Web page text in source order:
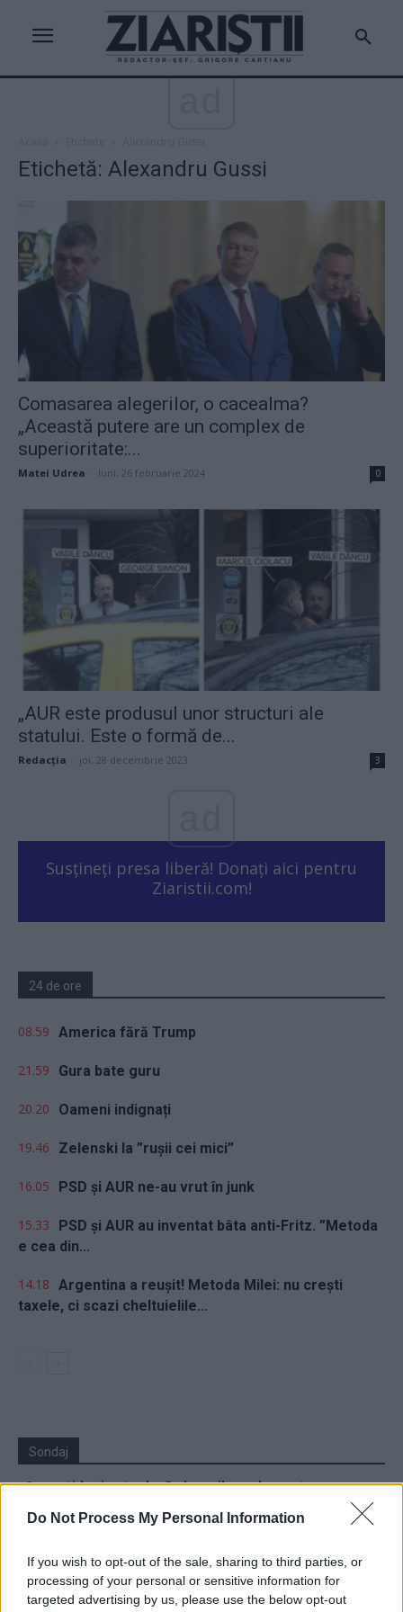
Do Not Process My Personal Information
If you wish to opt-out of the sale, sharing to third parties, or
processing of your personal or sensitive information for
targeted advertising by us, please use the below opt-out
Etichetă: Alexandru Gussi
Comasarea alegerilor, o cacealma?
„Această putere are un complex de
superioritate:...
Matei Udrea luni, 26 februarie 2024 0
„AUR este produsul unor structuri ale
statului. Este o formă de...
Redacţia joi, 28 decembrie 2023 3
Susțineți presa liberă! Donați aici pentru
Ziaristii.com!
24 de ore
08.59 America fără Trump
21.59 Gura bate guru
20.20 Oameni indignați
19.46 Zelenski la ”rușii cei mici”
16.05 PSD și AUR ne-au vrut în junk
15.33
PSD și AUR au inventat bâta anti-Fritz. ”Metoda
e cea din...
14.18 Argentina a reușit! Metoda Milei: nu crești
taxele, ci scazi cheltuielile...
Sondaj
Ce partid ați vota dacă alegerile parlamentare ar avea
PNL
PSD